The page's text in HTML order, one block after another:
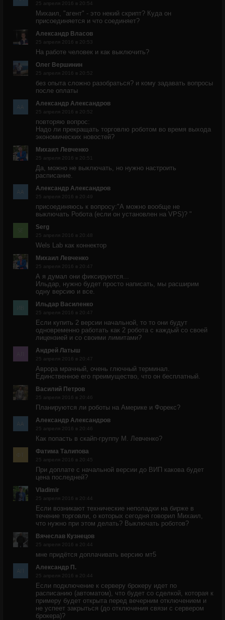
25 апреля 2016 в 20:54
Михаил, "агент" - это некий скрипт? Куда он
присоединяется и что соединяет?
Александр Власов
25 апреля 2016 в 20:53
На работе человек и как выключить?
Олег Вершинин
25 апреля 2016 в 20:52
без опыта сложно разобраться? и кому задавать вопросы
после оплаты
Александр Александров
25 апреля 2016 в 20:52
повторяю вопрос:
Надо ли прекращать торговлю роботом во время выхода
экономических новостей?
Михаил Левченко
25 апреля 2016 в 20:51
Да, можно не выключать, но нужно настроить
расписание.
Александр Александров
25 апреля 2016 в 20:49
присоединяюсь к вопросу:"А можно вообще не
выключать Робота (если он установлен на VPS)? "
Serg
25 апреля 2016 в 20:48
Wels Lab как коннектор
Михаил Левченко
25 апреля 2016 в 20:47
А я думал они фиксируются...
Ильдар, нужно будет просто написать, мы расширим
одну версию и все.
Ильдар Василенко
25 апреля 2016 в 20:47
Если купить 2 версии начальной, то то они будут
одновременно работать как 2 робота с каждый со своей
лицензией и со своими лимитами?
Андрей Латыш
25 апреля 2016 в 20:47
Аврора мрачный, очень глючный терминал.
Единственное его преимущество, что он бесплатный.
Василий Петров
25 апреля 2016 в 20:46
Планируются ли роботы на Америке и Форекс?
Александр Александров
25 апреля 2016 в 20:46
Как попасть в скайп-группу М. Левченко?
Фатима Талипова
25 апреля 2016 в 20:45
При доплате с начальной версии до ВИП какова будет
цена последней?
Vladimir
25 апреля 2016 в 20:44
Если возникают технические неполадки на бирже в
течение торговли, о которых сегодня говорил Михаил,
что нужно при этом делать? Выключать роботов?
Вячеслав Кузнецов
25 апреля 2016 в 20:44
мне придётся доплачивать версию мт5
Александр П.
25 апреля 2016 в 20:44
Если подключение к серверу брокеру идет по
расписанию (автоматом), что будет со сделкой, которая к
примеру будет открыта перед вечерним отключением и
не успеет закрыться (до отключения связи с сервером
брокера)?